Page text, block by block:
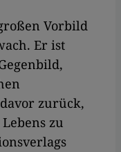
Vorbild
Er ist
zurück,
zu